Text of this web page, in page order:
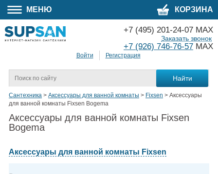
МЕНЮ КОРЗИНА
Войти Регистрация
+7 (495) 201-24-07 MAX
+7 (926) 746-76-57 MAX
Заказать звонок
Сантехника > Аксессуары для ванной комнаты > Fixsen > Аксессуары
для ванной комнаты Fixsen Bogema
Аксессуары для ванной комнаты Fixsen
Bogema
Аксессуары для ванной комнаты Fixsen